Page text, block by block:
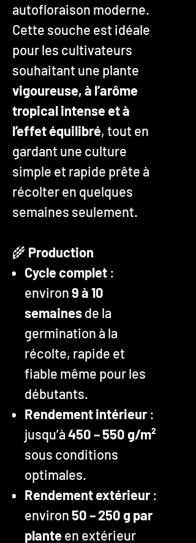
autofloraison moderne.
Cette souche est idéale
pour les cultivateurs
souhaitant une plante
vigoureuse, à l’arôme
tropical intense et à
l’effet équilibré, tout en
gardant une culture
simple et rapide prête à
récolter en quelques
semaines seulement.
🌾 Production
Cycle complet :
environ9 à 10
semainesde la
germination à la
récolte, rapide et
fiable même pour les
débutants.
Rendement intérieur :
jusqu’à450 – 550 g/m²
sous conditions
optimales.
Rendement extérieur :
environ 50 – 250 g par
planteen extérieur